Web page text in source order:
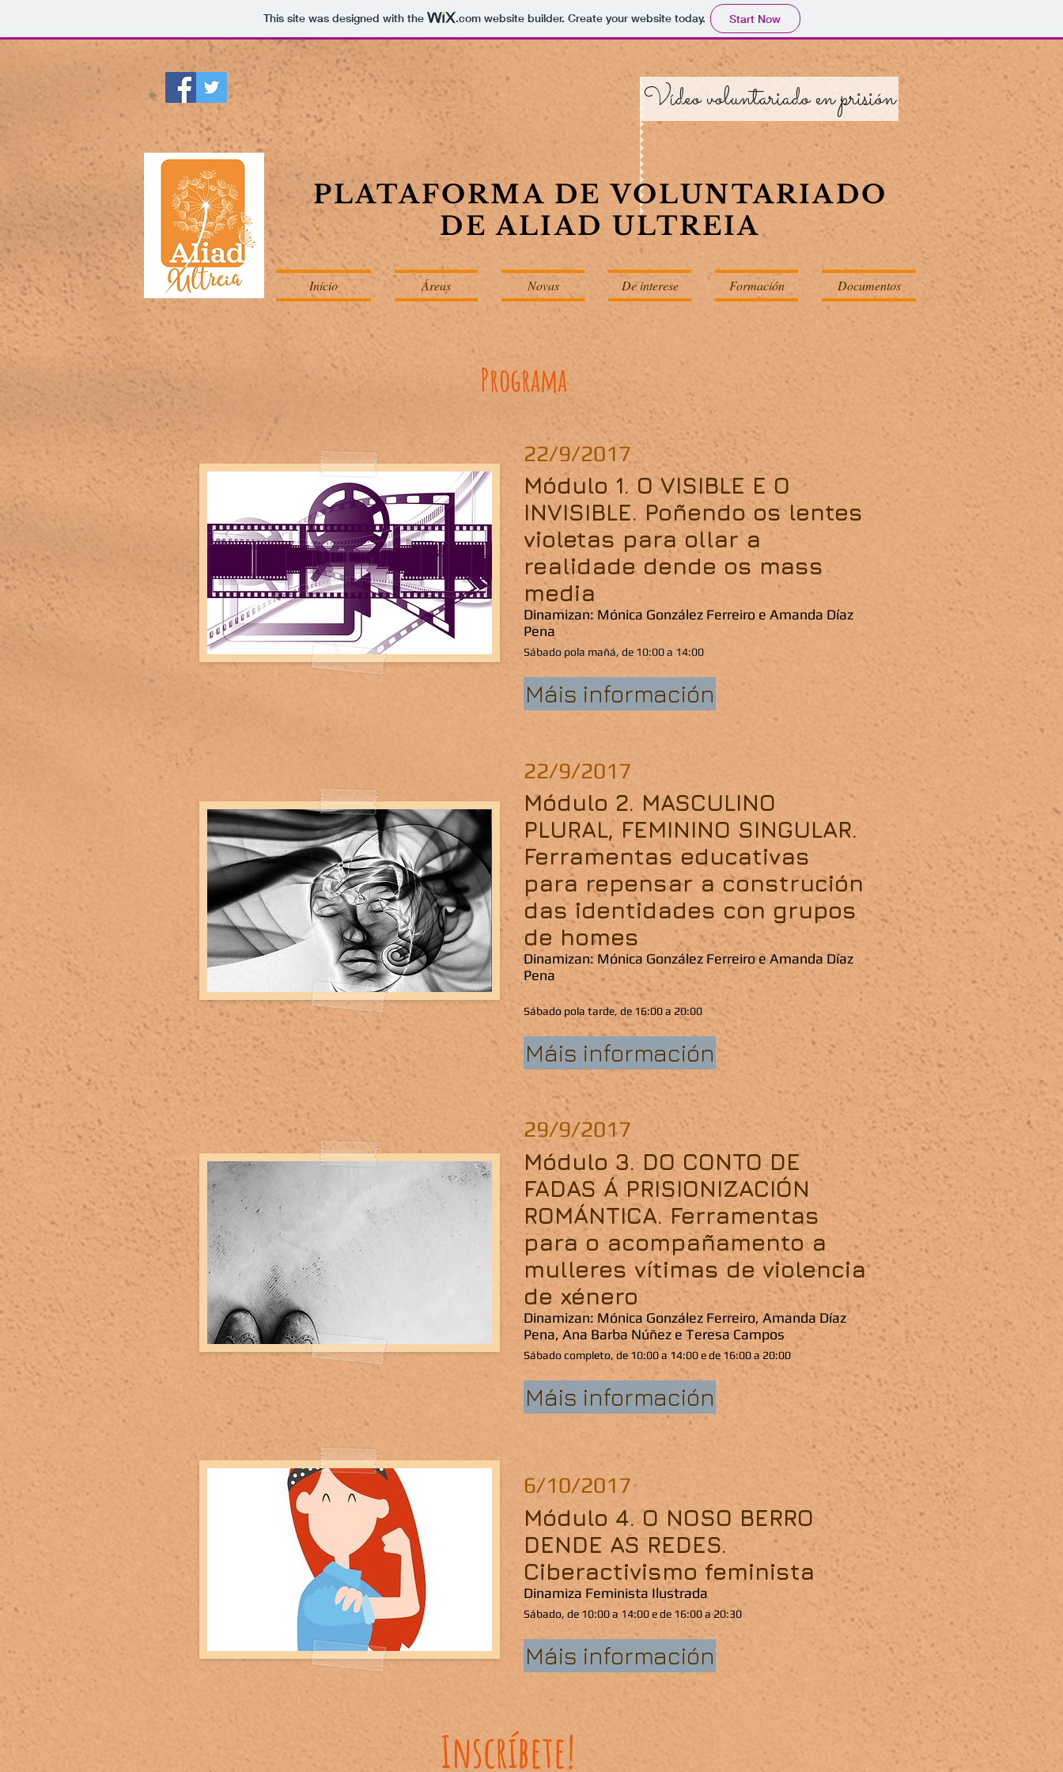
This site was designed with the .comwebsite builder. Create your website today. Start Now
Vídeo voluntariado en prisión
PLATAFORMA DE VOLUNTARIADO
DE ALIAD ULTREIA
Inicio Áreas Novas De interese Formación Documentos
Programa
22/9/2017
Módulo 1. O VISIBLE E O
INVISIBLE. Poñendo os lentes
violetas para ollar a
realidade dende os mass
media
Dinamizan: Mónica González Ferreiro e Amanda Díaz
Pena
Sábado pola mañá, de 10:00 a 14:00
Máis información
22/9/2017
Módulo 2. MASCULINO
PLURAL, FEMININO SINGULAR.
Ferramentas educativas
para repensar a construción
das identidades con grupos
de homes
Dinamizan: Mónica González Ferreiro e Amanda Díaz
Pena
Sábado pola tarde, de 16:00 a 20:00
Máis información
29/9/2017
Módulo 3. DO CONTO DE
FADAS Á PRISIONIZACIÓN
ROMÁNTICA. Ferramentas
para o acompañamento a
mulleres vítimas de violencia
de xénero
Dinamizan: Mónica González Ferreiro, Amanda Díaz
Pena, Ana Barba Núñez e Teresa Campos
Sábado completo, de 10:00 a 14:00 e de 16:00 a 20:00
Máis información
6/10/2017
Módulo 4. O NOSO BERRO
DENDE AS REDES.
Ciberactivismo feminista
Dinamiza Feminista Ilustrada
Sábado, de 10:00 a 14:00 e de 16:00 a 20:30
Máis información
Inscríbete!